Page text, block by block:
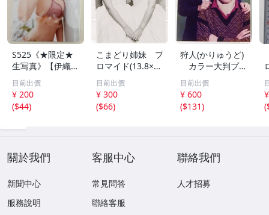
S525《★限定★
生写真》【伊織も
え】ビッグコミッ
クスピリッツ 202
6年8月3日号 ★セ
ブンネット限定特
目前出價
¥ 200
($44)
こまどり姉妹 プ
ロマイド(13.8×8.
5cm) 1枚●bn.4
6
目前出價
¥ 300
($66)
狩人(かりゅうど)
カラー大判プロ
マイド(18×13cm)
1枚●bn.48
目前出價
¥ 600
($131)
(
關於我們
新聞中心
服務說明
客服中心
常見問答
聯絡客服
聯絡我們
人才招募